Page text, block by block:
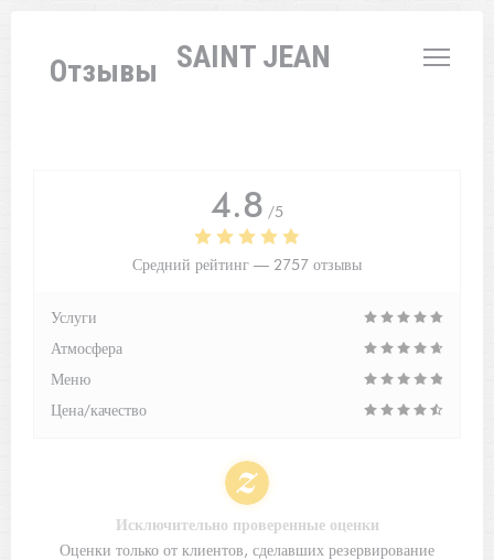
L'AUBERGE SAINT JEAN
Отзывы
4.8 /5
Средний рейтинг — 2757 отзывы
Услуги
Атмосфера
Меню
Цена/качество
Исключительно проверенные оценки
Оценки только от клиентов, сделавших резервирование